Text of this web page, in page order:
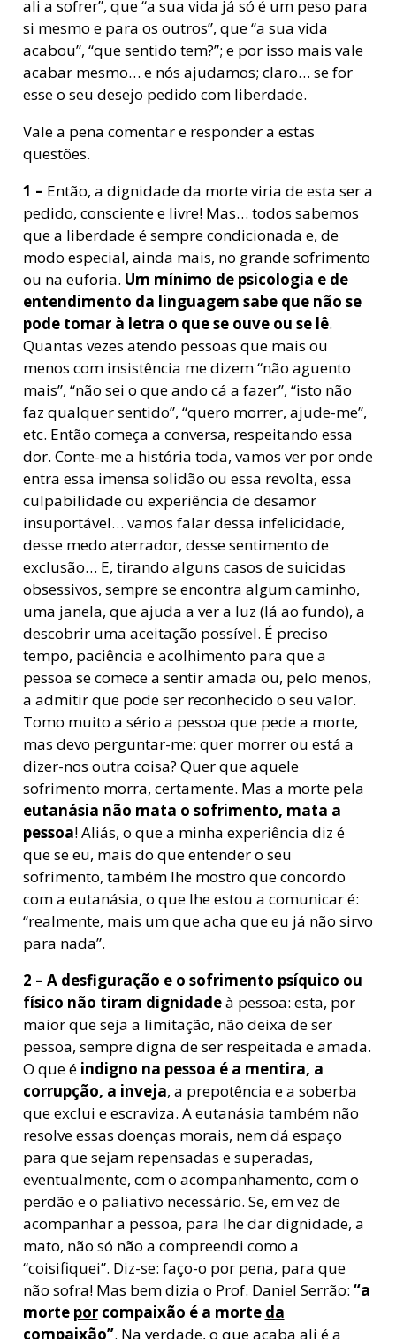
ali a sofrer”, que “a sua vida já só é um peso para
si mesmo e para os outros”, que “a sua vida
acabou”, “que sentido tem?”; e por isso mais vale
acabar mesmo… e nós ajudamos; claro… se for
esse o seu desejo pedido com liberdade.
Vale a pena comentar e responder a estas
questões.
1 – Então, a dignidade da morte viria de esta ser a
pedido, consciente e livre! Mas… todos sabemos
que a liberdade é sempre condicionada e, de
modo especial, ainda mais, no grande sofrimento
ou na euforia. Um mínimo de psicologia e de
entendimento da linguagem sabe que não se
pode tomar à letra o que se ouve ou se lê.
Quantas vezes atendo pessoas que mais ou
menos com insistência me dizem “não aguento
mais”, “não sei o que ando cá a fazer”, “isto não
faz qualquer sentido”, “quero morrer, ajude-me”,
etc. Então começa a conversa, respeitando essa
dor. Conte-me a história toda, vamos ver por onde
entra essa imensa solidão ou essa revolta, essa
culpabilidade ou experiência de desamor
insuportável… vamos falar dessa infelicidade,
desse medo aterrador, desse sentimento de
exclusão… E, tirando alguns casos de suicidas
obsessivos, sempre se encontra algum caminho,
uma janela, que ajuda a ver a luz (lá ao fundo), a
descobrir uma aceitação possível. É preciso
tempo, paciência e acolhimento para que a
pessoa se comece a sentir amada ou, pelo menos,
a admitir que pode ser reconhecido o seu valor.
Tomo muito a sério a pessoa que pede a morte,
mas devo perguntar-me: quer morrer ou está a
dizer-nos outra coisa? Quer que aquele
sofrimento morra, certamente. Mas a morte pela
eutanásia não mata o sofrimento, mata a
pessoa! Aliás, o que a minha experiência diz é
que se eu, mais do que entender o seu
sofrimento, também lhe mostro que concordo
com a eutanásia, o que lhe estou a comunicar é:
“realmente, mais um que acha que eu já não sirvo
para nada”.
2 – A desfiguração e o sofrimento psíquico ou
físico não tiram dignidadeà pessoa: esta, por
maior que seja a limitação, não deixa de ser
pessoa, sempre digna de ser respeitada e amada.
O que é indigno na pessoa é a mentira, a
corrupção, a inveja, a prepotência e a soberba
que exclui e escraviza. A eutanásia também não
resolve essas doenças morais, nem dá espaço
para que sejam repensadas e superadas,
eventualmente, com o acompanhamento, com o
perdão e o paliativo necessário. Se, em vez de
acompanhar a pessoa, para lhe dar dignidade, a
mato, não só não a compreendi como a
“coisifiquei”. Diz-se: faço-o por pena, para que
não sofra! Mas bem dizia o Prof. Daniel Serrão: “a
morte porcompaixão é a morte da
compaixão”. Na verdade, o que acaba ali é a